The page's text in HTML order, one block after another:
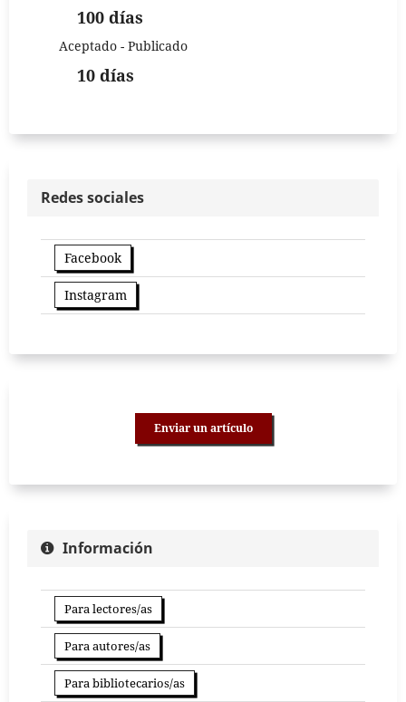
100 días
Aceptado - Publicado
10 días
Redes sociales
Facebook
Instagram
Enviar un artículo
Información
Para lectores/as
Para autores/as
Para bibliotecarios/as